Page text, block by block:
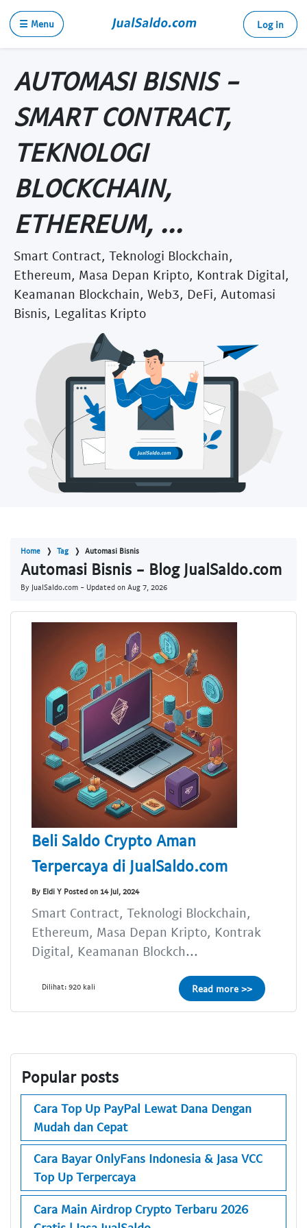
☰ Menu Log in
AUTOMASI BISNIS -
SMART CONTRACT,
TEKNOLOGI
BLOCKCHAIN,
ETHEREUM, ...
Smart Contract, Teknologi Blockchain,
Ethereum, Masa Depan Kripto, Kontrak Digital,
Keamanan Blockchain, Web3, DeFi, Automasi
Bisnis, Legalitas Kripto
Home Tag Automasi Bisnis
Automasi Bisnis - Blog JualSaldo.com
By JualSaldo.com - Updated on Aug 7, 2026
Beli Saldo Crypto Aman
Terpercaya di JualSaldo.com
By Eldi Y Posted on 14 Jul, 2024
Smart Contract, Teknologi Blockchain,
Ethereum, Masa Depan Kripto, Kontrak
Digital, Keamanan Blockch...
Dilihat: 920 kali Read more >>
Popular posts
Cara Top Up PayPal Lewat Dana Dengan
Mudah dan Cepat
Cara Bayar OnlyFans Indonesia & Jasa VCC
Top Up Terpercaya
Cara Main Airdrop Crypto Terbaru 2026